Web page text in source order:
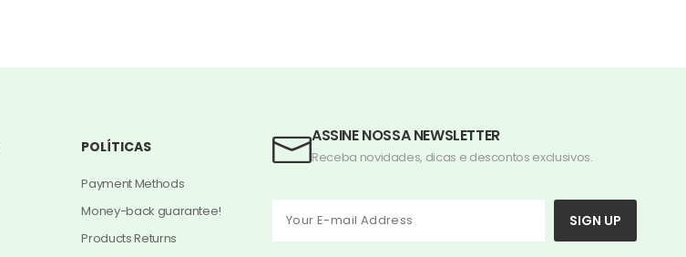
ASSINE NOSSA NEWSLETTER
Receba novidades, dicas e descontos exclusivos.
SIGN UP
POLÍTICAS
Payment Methods
Money-back guarantee!
Products Returns